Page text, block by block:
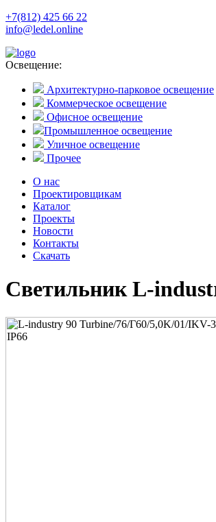
+7(812) 425 66 22
info@ledel.online
Освещение:
Архитектурно-парковое освещение
Коммерческое освещение
Офисное освещение
Промышленное освещение
Уличное освещение
Прочее
О нас
Проектировщикам
Каталог
Проекты
Новости
Контакты
Скачать
Светильник L-